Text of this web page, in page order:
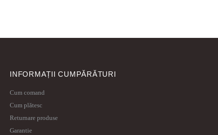
INFORMAȚII CUMPĂRĂTURI
Cum comand
Cum plătesc
Returnare produse
Garantie